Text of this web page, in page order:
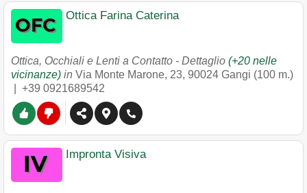
Ottica Farina Caterina
Ottica, Occhiali e Lenti a Contatto - Dettaglio (+20 nelle
vicinanze) in Via Monte Marone, 23, 90024 Gangi (100 m.)
+39 0921689542
Impronta Visiva